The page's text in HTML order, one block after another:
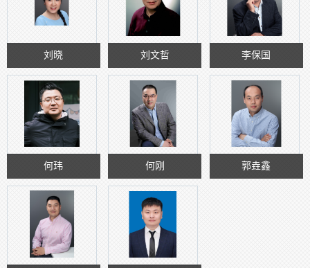
刘晓 刘文哲 李保国
何玮 何刚 郭垚鑫